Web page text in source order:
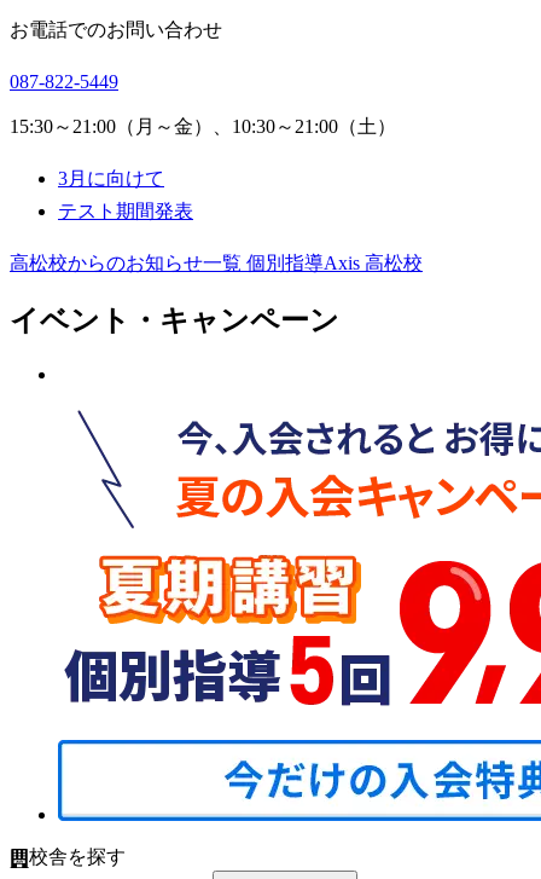
お電話でのお問い合わせ
087-822-5449
15:30～21:00（月～金）、10:30～21:00（土）
3月に向けて
テスト期間発表
高松校からのお知らせ一覧 個別指導Axis 高松校
イベント・キャンペーン
校舎を探す